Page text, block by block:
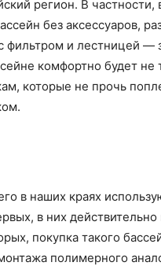
регион. В частности,
без аксессуаров,
фильтром и лестницей —
комфортно будет не
которые не прочь
в наших краях
в них
покупка такого
полимерного